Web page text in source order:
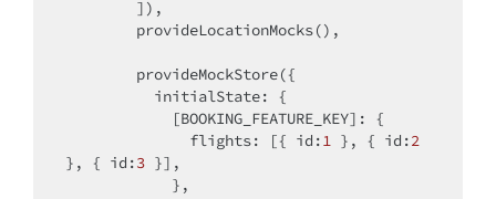
              flights: [{ id:
1 }, { id:2
}, { id:3 }],